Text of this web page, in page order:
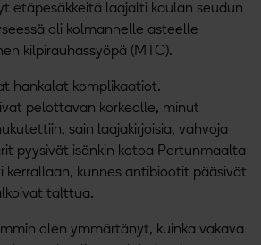
etäpesäkkeitä laajalti kaulan seudun
oli kolmannelle asteelle
kilpirauhassyöpä (MTC).
hankalat komplikaatiot.
pelottavan korkealle, minut
sain laajakirjoisia, vahvoja
pyysivät isänkin kotoa Pertunmaalta
kerrallaan, kunnes antibiootit pääsivät
talttua.
olen ymmärtänyt, kuinka vakava